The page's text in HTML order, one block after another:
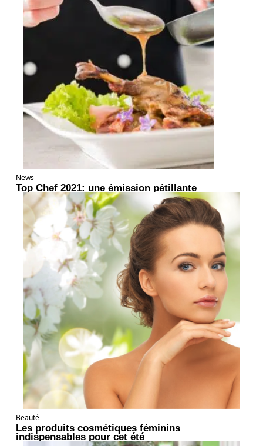
News
Top Chef 2021: une émission pétillante
Beauté
Les produits cosmétiques féminins
indispensables pour cet été